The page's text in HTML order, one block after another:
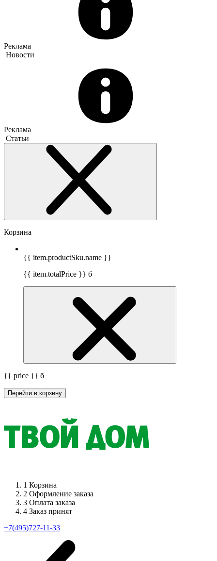
Реклама
Новости
Реклама
Статьи
Корзина
{{ item.productSku.name }}
{{ item.totalPrice }} б
{{ price }} б
Перейти в корзину
1 Корзина
2 Оформление заказа
3 Оплата заказа
4 Заказ принят
+7(495)727-11-33